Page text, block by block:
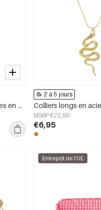
Boucles d&#39;oreilles créoles en acier inoxydable, style simple et quotidien, collection de bijoux pour femmes
2 à 5 jours
MSRP €22,99
€6,95
Entrepôt de l'UE